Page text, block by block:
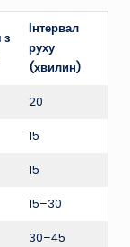
з
Інтервал
руху
(хвилин)
20
15
15
15–30
30–45